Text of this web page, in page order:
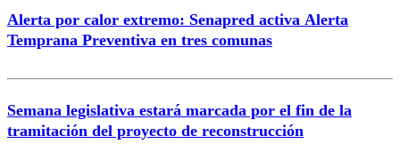
Alerta por calor extremo: Senapred activa Alerta
Temprana Preventiva en tres comunas
Semana legislativa estará marcada por el fin de la
tramitación del proyecto de reconstrucción